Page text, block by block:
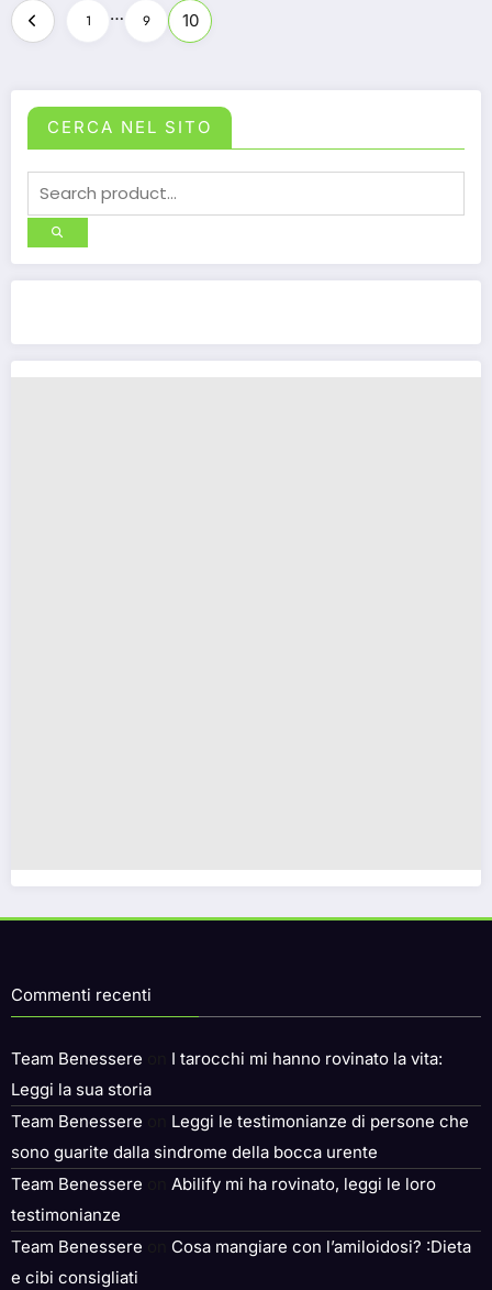
1 … 9 10
CERCA NEL SITO
Commenti recenti
Team Benessere
I tarocchi mi hanno rovinato la vita:
Leggi la sua storia
Team Benessere
Leggi le testimonianze di persone che
sono guarite dalla sindrome della bocca urente
Team Benessere
Abilify mi ha rovinato, leggi le loro
testimonianze
Team Benessere
Cosa mangiare con l’amiloidosi? :Dieta
e cibi consigliati